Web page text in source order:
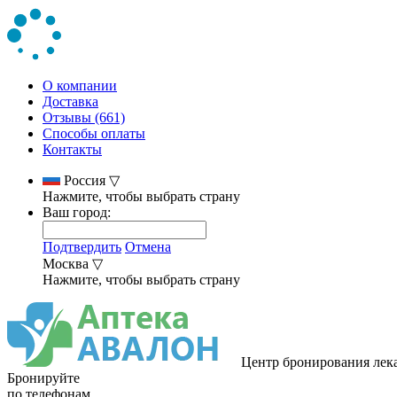
О компании
Доставка
Отзывы (661)
Способы оплаты
Контакты
Россия ▽
Нажмите, чтобы выбрать страну
Ваш город:
Подтвердить Отмена
Москва ▽
Нажмите, чтобы выбрать страну
Центр бронирования
Бронируйте
по телефонам